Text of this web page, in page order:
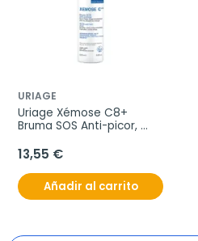
URIAGE
Uriage Xémose C8+
Bruma SOS Anti-picor,
13,55 €
Añadir al carrito